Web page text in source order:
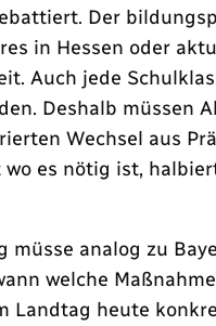
Der
in Hessen oder
Auch jede
Deshalb müssen
Wechsel aus
es nötig ist,
müsse analog zu
welche
Landtag heute